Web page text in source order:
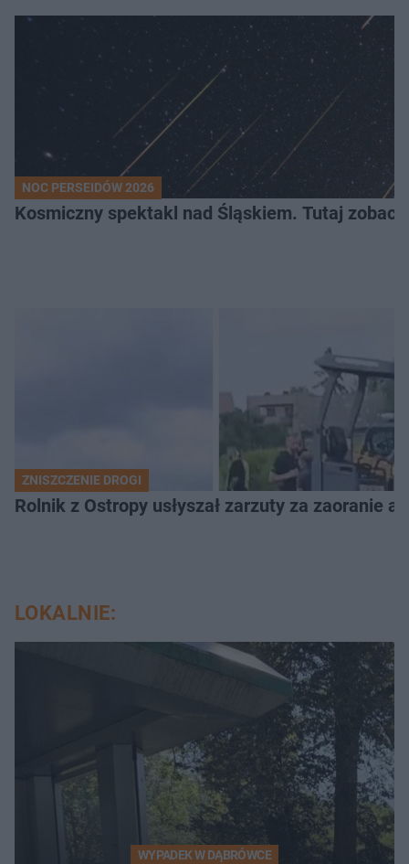
NOC PERSEIDÓW 2026
Kosmiczny spektakl nad Śląskiem. Tutaj
ZNISZCZENIE DROGI
Rolnik z Ostropy usłyszał zarzuty za zaoranie
LOKALNIE:
WYPADEK W DĄBRÓWCE